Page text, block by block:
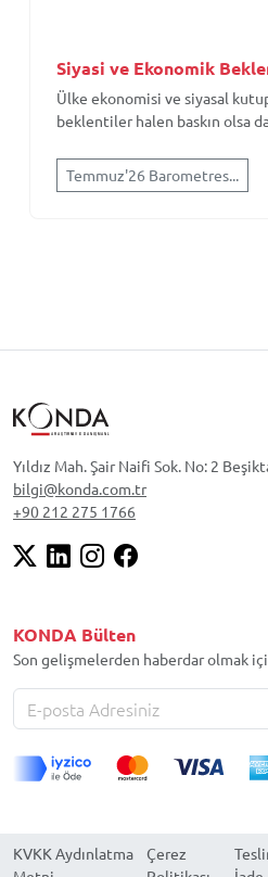
Siyasi ve Ekonomik
Ülke ekonomisi ve siyasal
beklentiler halen baskın olsa
Temmuz'26 Barometres...
Yıldız Mah. Şair Naifi Sok. No: 2
bilgi@konda.com.tr
+90 212 275 1766
KONDA Bülten
Son gelişmelerden haberdar olmak
KVKK Aydınlatma
Çerez